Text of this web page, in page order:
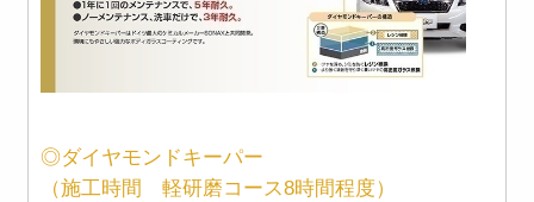
◎ダイヤモンドキーパー
（施工時間 軽研磨コース8時間程度）